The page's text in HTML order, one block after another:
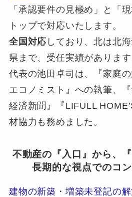
「承認要件の見極め」と「
トップで対応いたします。
全国対応 しており、北は北
県まで、受任実績があります
代表の池田卓司は、『家庭
エコノミスト』への執筆、
経済新聞』『LIFULL
材協力も務めました。
不動産の『入口』から、
長期的な視点でのコ
建物の新築 ・ 増築未登記の